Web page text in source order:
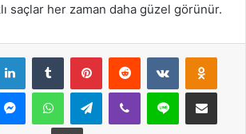
saçlar her zaman daha güzel görünür.
LinkedInTumblr PinterestReddit VKontakte
MessengerWhatsAppTelegramViber Line E-Posta ile
Yazdır